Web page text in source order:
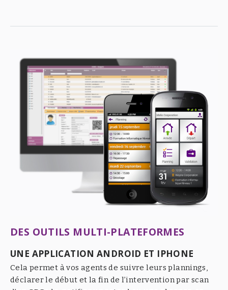
DES OUTILS MULTI-PLATEFORMES
UNE APPLICATION ANDROID ET IPHONE
Cela permet à vos agents de suivre leurs plannings,
déclarer le début et la fin de l’intervention par scan